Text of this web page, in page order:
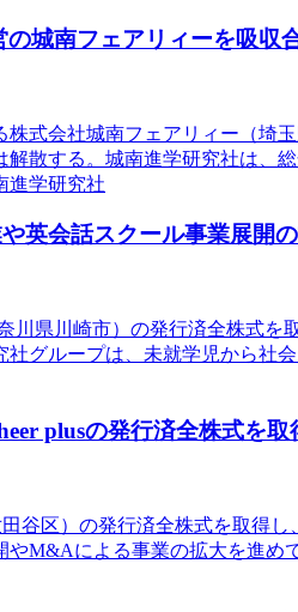
城南フェアリィーを吸収
式会社城南フェアリィー（
散する。城南進学研究社は
進学研究社
英会話スクール事業展開
川県川崎市）の発行済全株式
グループは、未就学児から
plusの発行済全株式を
谷区）の発行済全株式を取
M&Aによる事業の拡大を進